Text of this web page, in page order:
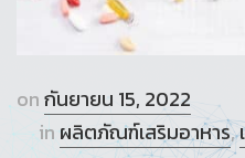
onกันยายน 15, 2022
in ผลิตภัณฑ์เสริมอาหาร,